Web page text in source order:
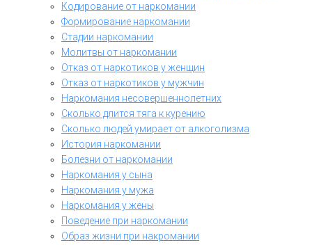
Кодирование от наркомании
Формирование наркомании
Стадии наркомании
Молитвы от наркомании
Отказ от наркотиков у женщин
Отказ от наркотиков у мужчин
Наркомания несовершеннолетних
Сколько длится тяга к курению
Сколько людей умирает от алкоголизма
История наркомании
Болезни от наркомании
Наркомания у сына
Наркомания у мужа
Наркомания у жены
Поведение при наркомании
Образ жизни при накромании